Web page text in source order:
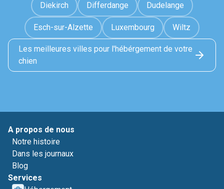
Diekirch Differdange Dudelange
Esch-sur-Alzette Luxembourg Wiltz
Les meilleures villes pour l'hébérgement de votre
chien
A propos de nous
Notre histoire
Dans les journaux
Blog
Services